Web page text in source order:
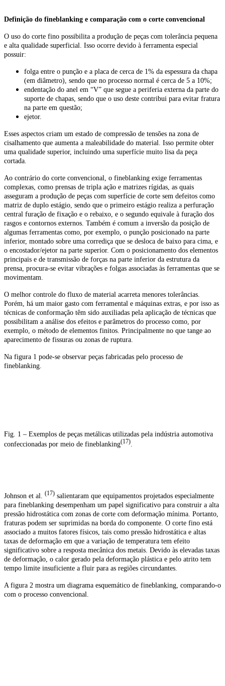
Definição do fineblanking e comparação com o corte convencional
O uso do corte fino possibilita a produção de peças com tolerância pequena
e alta qualidade superficial. Isso ocorre devido à ferramenta especial
possuir:
folga entre o punção e a placa de cerca de 1% da espessura da chapa
(em diâmetro), sendo que no processo normal é cerca de 5 a 10%;
endentação do anel em “V” que segue a periferia externa da parte do
suporte de chapas, sendo que o uso deste contribui para evitar fratura
na parte em questão;
ejetor.
Esses aspectos criam um estado de compressão de tensões na zona de
cisalhamento que aumenta a maleabilidade do material. Isso permite obter
uma qualidade superior, incluindo uma superfície muito lisa da peça
cortada.
Ao contrário do corte convencional, o fineblanking exige ferramentas
complexas, como prensas de tripla ação e matrizes rígidas, as quais
asseguram a produção de peças com superfície de corte sem defeitos como
matriz de duplo estágio, sendo que o primeiro estágio realiza a perfuração
central furação de fixação e o rebaixo, e o segundo equivale à furação dos
rasgos e contornos externos. Também é comum a inversão da posição de
algumas ferramentas como, por exemplo, o punção posicionado na parte
inferior, montado sobre uma corrediça que se desloca de baixo para cima, e
o encostador/ejetor na parte superior. Com o posicionamento dos elementos
principais e de transmissão de forças na parte inferior da estrutura da
prensa, procura-se evitar vibrações e folgas associadas às ferramentas que se
movimentam.
O melhor controle do fluxo de material acarreta menores tolerâncias.
Porém, há um maior gasto com ferramental e máquinas extras, e por isso as
técnicas de conformação têm sido auxiliadas pela aplicação de técnicas que
possibilitam a análise dos efeitos e parâmetros do processo como, por
exemplo, o método de elementos finitos. Principalmente no que tange ao
aparecimento de fissuras ou zonas de ruptura.
Na figura 1 pode-se observar peças fabricadas pelo processo de
fineblanking.
Fig. 1 – Exemplos de peças metálicas utilizadas pela indústria automotiva
confeccionadas por meio de fineblanking(17)
Johnson et al. (17) salientaram que equipamentos projetados especialmente
para fineblanking desempenham um papel significativo para construir a alta
pressão hidrostática com zonas de corte com deformação mínima. Portanto,
fraturas podem ser suprimidas na borda do componente. O corte fino está
associado a muitos fatores físicos, tais como pressão hidrostática e altas
taxas de deformação em que a variação de temperatura tem efeito
significativo sobre a resposta mecânica dos metais. Devido às elevadas taxas
de deformação, o calor gerado pela deformação plástica e pelo atrito tem
tempo limite insuficiente a fluir para as regiões circundantes.
A figura 2 mostra um diagrama esquemático de fineblanking, comparando-o
com o processo convencional.